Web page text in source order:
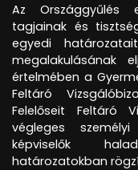
Az Országgyűlés
tagjainak és
egyedi
megalakulásának
értelmében a
Feltáró
Felelőseit Feltáró
végleges
képviselők
határozatokban